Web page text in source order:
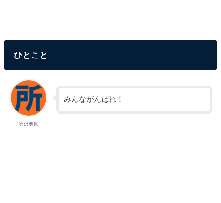
ひとこと
所沢栗鼠
みんながんばれ！